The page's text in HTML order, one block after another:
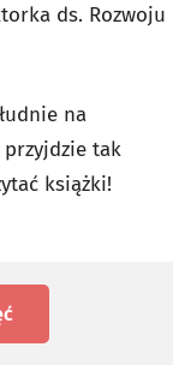
ds. Rozwoju
na
przyjdzie tak
książki!